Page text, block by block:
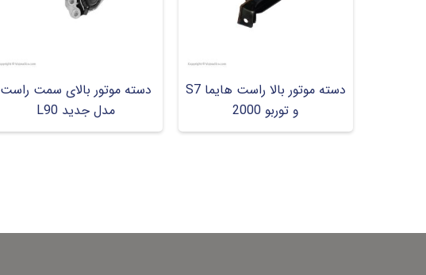
دسته موتور بالا راست هایما S7
و توربو 2000
دسته موتور بالای سمت راست
مدل جدید L90